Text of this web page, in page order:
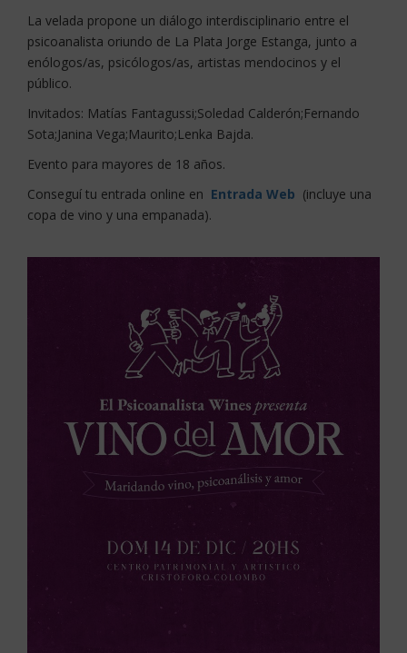
La velada propone un diálogo interdisciplinario entre el
psicoanalista oriundo de La Plata Jorge Estanga, junto a
enólogos/as, psicólogos/as, artistas mendocinos y el
público.
Invitados: Matías Fantagussi;Soledad Calderón;Fernando
Sota;Janina Vega;Maurito;Lenka Bajda.
Evento para mayores de 18 años.
Conseguí tu entrada online en Entrada Web (incluye una
copa de vino y una empanada).